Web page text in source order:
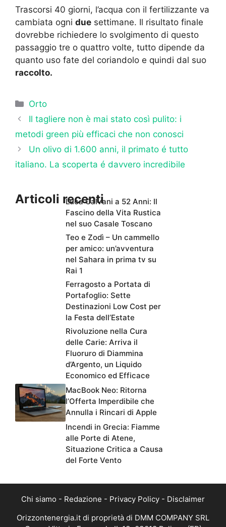
Trascorsi 40 giorni, l’acqua con il fertilizzante va
cambiata ogni due settimane. Il risultato finale
dovrebbe richiedere lo svolgimento di questo
passaggio tre o quattro volte, tutto dipende da
quanto uso fate del coriandolo e quindi dal suo
raccolto.
Categorie
Orto
Il tagliere non è mai stato così pulito: i
metodi green più efficaci che non conosci
Un olivo di 1.600 anni, il primato é tutto
italiano. La scoperta é davvero incredibile
Articoli recentiLuca Calvani a 52 Anni: Il
Fascino della Vita Rustica
nel suo Casale Toscano
Teo e Zodì – Un cammello
per amico: un’avventura
nel Sahara in prima tv su
Rai 1
Ferragosto a Portata di
Portafoglio: Sette
Destinazioni Low Cost per
la Festa dell’Estate
Rivoluzione nella Cura
delle Carie: Arriva il
Fluoruro di Diammina
d’Argento, un Liquido
Economico ed Efficace
MacBook Neo: Ritorna
l’Offerta Imperdibile che
Annulla i Rincari di Apple
Incendi in Grecia: Fiamme
alle Porte di Atene,
Situazione Critica a Causa
del Forte Vento
Chi siamo - Redazione - Privacy Policy - Disclaimer
Orizzontenergia.it di proprietà di DMM COMPANY SRL